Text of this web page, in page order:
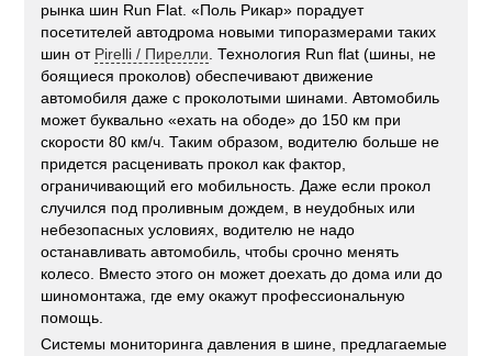
рынка шин Run Flat. «Поль Рикар» порадует
посетителей автодрома новыми типоразмерами таких
шин от Pirelli / Пирелли. Технология Run flat (шины, не
боящиеся проколов) обеспечивают движение
автомобиля даже с проколотыми шинами. Автомобиль
может буквально «ехать на ободе» до 150 км при
скорости 80 км/ч. Таким образом, водителю больше не
придется расценивать прокол как фактор,
ограничивающий его мобильность. Даже если прокол
случился под проливным дождем, в неудобных или
небезопасных условиях, водителю не надо
останавливать автомобиль, чтобы срочно менять
колесо. Вместо этого он может доехать до дома или до
шиномонтажа, где ему окажут профессиональную
помощь.
Системы мониторинга давления в шине, предлагаемые